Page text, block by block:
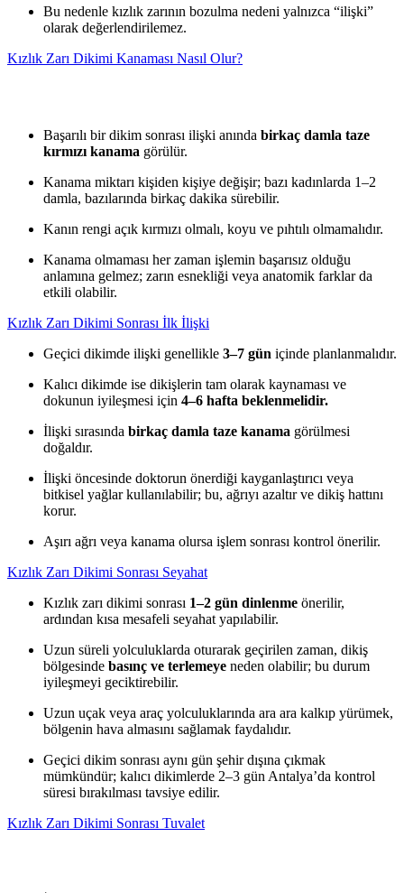
Bu nedenle kızlık zarının bozulma nedeni yalnızca “ilişki”
olarak değerlendirilemez.
Kızlık Zarı Dikimi Kanaması Nasıl Olur?
Başarılı bir dikim sonrası ilişki anında birkaç damla taze
kırmızı kanama görülür.
Kanama miktarı kişiden kişiye değişir; bazı kadınlarda 1–2
damla, bazılarında birkaç dakika sürebilir.
Kanın rengi açık kırmızı olmalı, koyu ve pıhtılı olmamalıdır.
Kanama olmaması her zaman işlemin başarısız olduğu
anlamına gelmez; zarın esnekliği veya anatomik farklar da
etkili olabilir.
Kızlık Zarı Dikimi Sonrası İlk İlişki
Geçici dikimde ilişki genellikle 3–7 gün içinde planlanmalıdır.
Kalıcı dikimde ise dikişlerin tam olarak kaynaması ve
dokunun iyileşmesi için 4–6 hafta beklenmelidir.
İlişki sırasında birkaç damla taze kanama görülmesi
doğaldır.
İlişki öncesinde doktorun önerdiği kayganlaştırıcı veya
bitkisel yağlar kullanılabilir; bu, ağrıyı azaltır ve dikiş hattını
korur.
Aşırı ağrı veya kanama olursa işlem sonrası kontrol önerilir.
Kızlık Zarı Dikimi Sonrası Seyahat
Kızlık zarı dikimi sonrası 1–2 gün dinlenme önerilir,
ardından kısa mesafeli seyahat yapılabilir.
Uzun süreli yolculuklarda oturarak geçirilen zaman, dikiş
bölgesinde basınç ve terlemeye neden olabilir; bu durum
iyileşmeyi geciktirebilir.
Uzun uçak veya araç yolculuklarında ara ara kalkıp yürümek,
bölgenin hava almasını sağlamak faydalıdır.
Geçici dikim sonrası aynı gün şehir dışına çıkmak
mümkündür; kalıcı dikimlerde 2–3 gün Antalya’da kontrol
süresi bırakılması tavsiye edilir.
Kızlık Zarı Dikimi Sonrası Tuvalet